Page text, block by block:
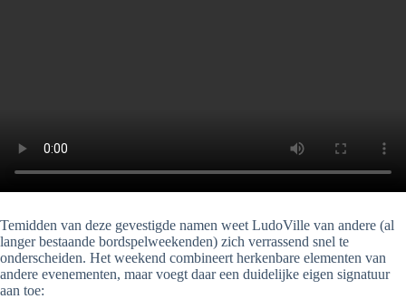
Temidden van deze gevestigde namen weet LudoVille van andere (al
langer bestaande bordspelweekenden) zich verrassend snel te
onderscheiden. Het weekend combineert herkenbare elementen van
andere evenementen, maar voegt daar een duidelijke eigen signatuur
aan toe: